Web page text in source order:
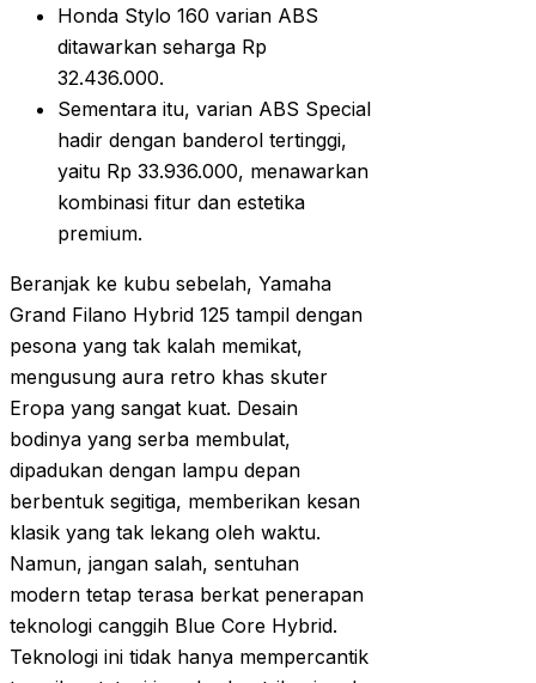
Honda Stylo 160 varian ABS
ditawarkan seharga Rp
32.436.000.
Sementara itu, varian ABS Special
hadir dengan banderol tertinggi,
yaitu Rp 33.936.000, menawarkan
kombinasi fitur dan estetika
premium.
Beranjak ke kubu sebelah, Yamaha
Grand Filano Hybrid 125 tampil dengan
pesona yang tak kalah memikat,
mengusung aura retro khas skuter
Eropa yang sangat kuat. Desain
bodinya yang serba membulat,
dipadukan dengan lampu depan
berbentuk segitiga, memberikan kesan
klasik yang tak lekang oleh waktu.
Namun, jangan salah, sentuhan
modern tetap terasa berkat penerapan
teknologi canggih Blue Core Hybrid.
Teknologi ini tidak hanya mempercantik